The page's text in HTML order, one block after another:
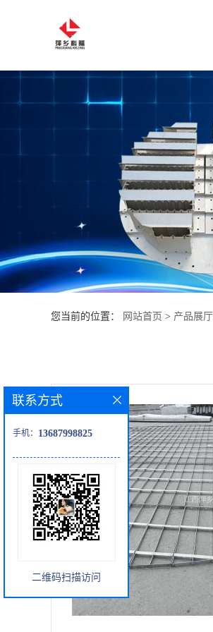
介
动
品
厅
您当前的位置： 网站首页 > 产品展厅
联系方式
手机： 13687998825
二维码扫描访问